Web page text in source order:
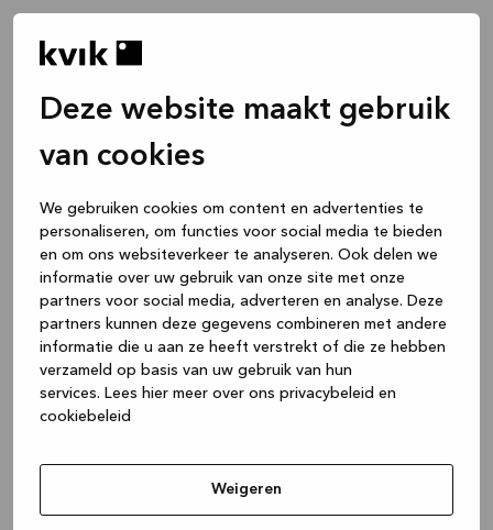
Deze website maakt gebruik
van cookies
We gebruiken cookies om content en advertenties te
personaliseren, om functies voor social media te bieden
en om ons websiteverkeer te analyseren. Ook delen we
informatie over uw gebruik van onze site met onze
partners voor social media, adverteren en analyse. Deze
partners kunnen deze gegevens combineren met andere
informatie die u aan ze heeft verstrekt of die ze hebben
verzameld op basis van uw gebruik van hun
services. Lees hier meer over ons privacybeleid en
cookiebeleid
Weigeren
(see the browser console for more
information).